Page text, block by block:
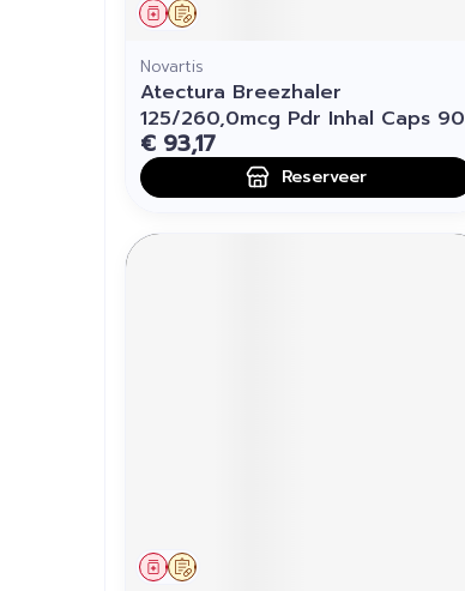
Op voorschrift
Geneesmiddel
Novartis
Atectura Breezhaler
125/260,0mcg Pdr Inhal Caps 90
€ 93,17
Reserveer
Op voorschrift
Geneesmiddel